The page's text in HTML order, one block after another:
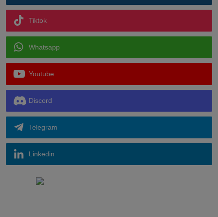
Tiktok
Whatsapp
Youtube
Discord
Telegram
Linkedin